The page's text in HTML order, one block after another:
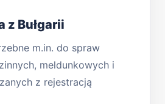
z Bułgarii
m.in. do spraw
meldunkowych i
z rejestracją